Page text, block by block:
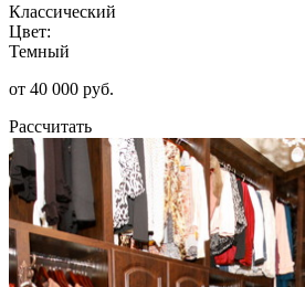
Классический
Цвет:
Темный
от 40 000 руб.
Рассчитать